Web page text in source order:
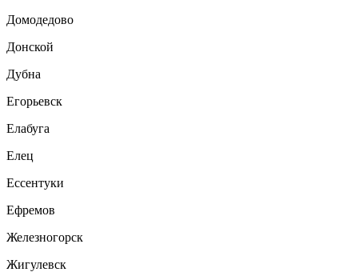
Домодедово
Донской
Дубна
Егорьевск
Елабуга
Елец
Ессентуки
Ефремов
Железногорск
Жигулевск